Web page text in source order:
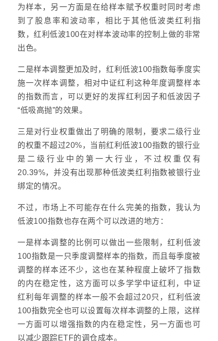
为样本，另一方面是在给样本赋予权重时同时考虑
到了股息率和波动率，相比于其他低波类红利指
数，红利低波100在对样本波动率的控制上做的非常
出色。
二是样本调整更加及时，红利低波100指数每季度实
施一次样本调整，相对中证红利这种年度调整样本
的指数而言，可以更好的发挥红利因子和低波因子
“低吸高抛”的效果。
三是对行业权重做出了明确的限制，要求二级行业
的权重不超过20%，当前红利低波100指数的银行业
是二级行业中的第一大行业，不过权重仅有
20.39%，并没有出现那种低波类红利指数被银行业
绑定的情况。
不过，市场上不可能存在什么完美的指数，我认为
低波100指数也存在两个可以改进的地方：
一是样本调整的比例可以做出一些限制，红利低波
100指数是一只季度调整样本的指数，而且每季度被
调整的样本还不少，这也在某种程度上破坏了指数
的内在稳定性，这方面可以多学学中证红利，中证
红利每年调整的样本一般不会超过20只，红利低波
100指数完全也可以设置每次样本调整的上限，这样
一方面可以增强指数的内在稳定性，另一方面也可
以减少跟踪ETF的调仓成本。